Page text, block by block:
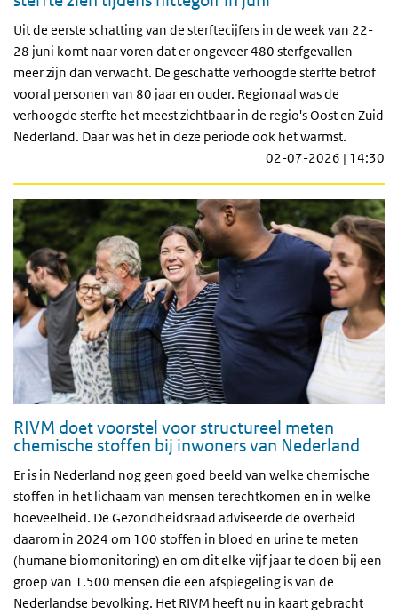
Uit de eerste schatting van de sterftecijfers in de week van 22-
28 juni komt naar voren dat er ongeveer 480 sterfgevallen
meer zijn dan verwacht. De geschatte verhoogde sterfte betrof
vooral personen van 80 jaar en ouder. Regionaal was de
verhoogde sterfte het meest zichtbaar in de regio's Oost en Zuid
Nederland. Daar was het in deze periode ook het warmst.
02-07-2026 | 14:30
RIVM doet voorstel voor structureel meten
chemische stoffen bij inwoners van Nederland
Er is in Nederland nog geen goed beeld van welke chemische
stoffen in het lichaam van mensen terechtkomen en in welke
hoeveelheid. De Gezondheidsraad adviseerde de overheid
daarom in 2024 om 100 stoffen in bloed en urine te meten
(humane biomonitoring) en om dit elke vijf jaar te doen bij een
groep van 1.500 mensen die een afspiegeling is van de
Nederlandse bevolking. Het RIVM heeft nu in kaart gebracht